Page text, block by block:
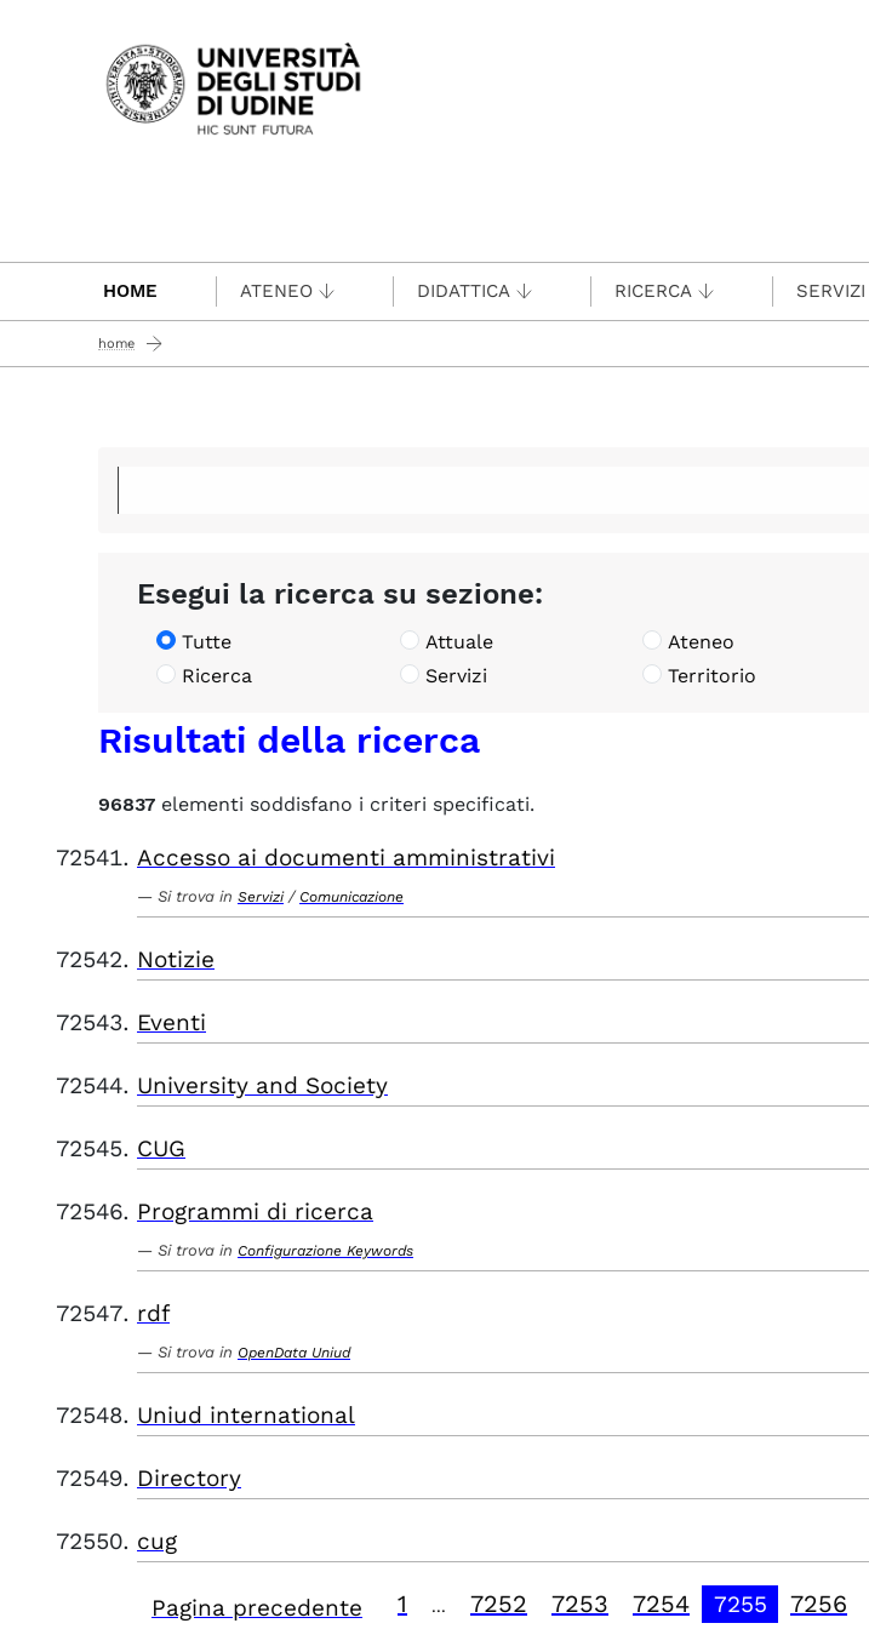
Passa al contenuto principale
HOME ATENEO DIDATTICA RICERCA SERVIZI
home
Esegui la ricerca su sezione:
Tutte Attuale Ateneo
Ricerca
Servizi Territorio
Risultati della ricerca
96837 elementi soddisfano i criteri specificati.
Accesso ai documenti amministrativi
Si trova in Servizi / Comunicazione
Notizie
Eventi
University and Society
CUG
Programmi di ricerca
Si trova in Configurazione Keywords
rdf
Si trova in OpenData Uniud
Uniud international
Directory
cug
Pagina precedente 1 7252 7253 7254 7255 7256